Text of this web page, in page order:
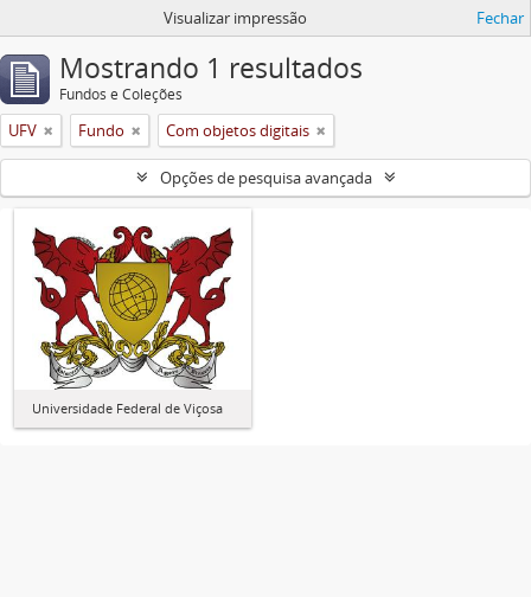
Visualizar impressão Fechar
Mostrando 1 resultados
Fundos e Coleções
UFV Fundo Com objetos digitais
Opções de pesquisa avançada
Universidade Federal de Viçosa